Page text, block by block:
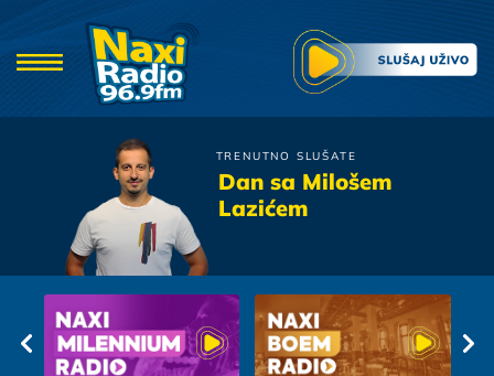
TRENUTNO SLUŠATE
Dan sa Milošem
Lazićem
Dino Merlin